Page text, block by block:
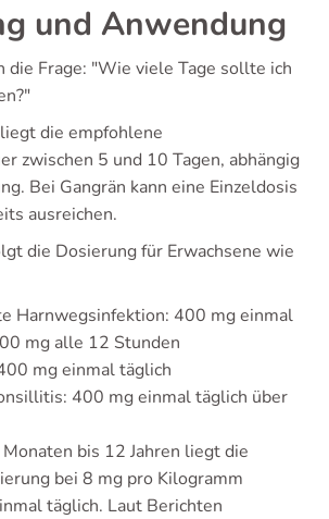
und Anwendung
die Frage: "Wie viele Tage sollte ich
die empfohlene
zwischen 5 und 10 Tagen, abhängig
Bei Gangrän kann eine Einzeldosis
ausreichen.
die Dosierung für Erwachsene wie
Harnwegsinfektion: 400 mg einmal
mg alle 12 Stunden
mg einmal täglich
400 mg einmal täglich über
bis 12 Jahren liegt die
bei 8 mg pro Kilogramm
täglich. Laut Berichten